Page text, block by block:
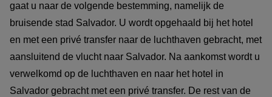
gaat u naar de volgende bestemming, namelijk de
bruisende stad Salvador. U wordt opgehaald bij het hotel
en met een privé transfer naar de luchthaven gebracht, met
aansluitend de vlucht naar Salvador. Na aankomst wordt u
verwelkomd op de luchthaven en naar het hotel in
Salvador gebracht met een privé transfer. De rest van de